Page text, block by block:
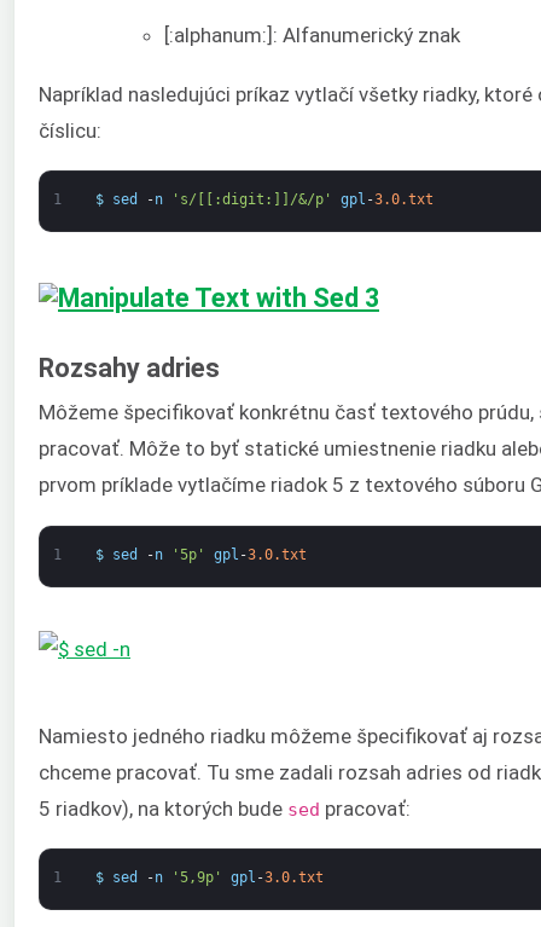
[:alphanum:]: Alfanumerický znak
Napríklad nasledujúci príkaz vytlačí všetky riadky, ktoré
číslicu:
1 $ sed -n 's/[[:digit:]]/&/p' gpl -3.0.txt
Rozsahy adries
Môžeme špecifikovať konkrétnu časť textového
pracovať. Môže to byť statické umiestnenie riadku
prvom príklade vytlačíme riadok 5 z textového súboru
1 $ sed -n '5p' gpl -3.0.txt
Namiesto jedného riadku môžeme špecifikovať aj
chceme pracovať. Tu sme zadali rozsah adries od
5 riadkov), na ktorých bude sed pracovať:
1 $ sed -n '5,9p' gpl -3.0.txt